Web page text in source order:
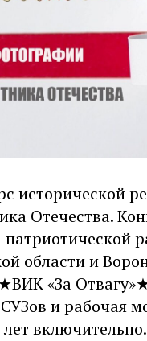
исторической
Отечества.
области и
«За
и рабочая
включительно.